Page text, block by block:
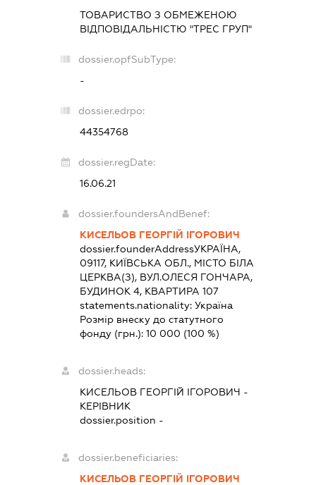
ТОВАРИСТВО З ОБМЕЖЕНОЮ
ВІДПОВІДАЛЬНІСТЮ "ТРЕС ГРУП"
dossier.opfSubType:
-
dossier.edrpo:
44354768
dossier.regDate:
16.06.21
dossier.foundersAndBenef:
КИСЕЛЬОВ ГЕОРГІЙ ІГОРОВИЧ
dossier.founderAddressУКРАЇНА,
09117, КИЇВСЬКА ОБЛ., МІСТО БІЛА
ЦЕРКВА(З), ВУЛ.ОЛЕСЯ ГОНЧАРА,
БУДИНОК 4, КВАРТИРА 107
statements.nationality: Україна
Розмір внеску до статутного
фонду (грн.): 10 000 (100 %)
dossier.heads:
КИСЕЛЬОВ ГЕОРГІЙ ІГОРОВИЧ -
КЕРІВНИК
dossier.position -
dossier.beneficiaries:
КИСЕЛЬОВ ГЕОРГІЙ ІГОРОВИЧ